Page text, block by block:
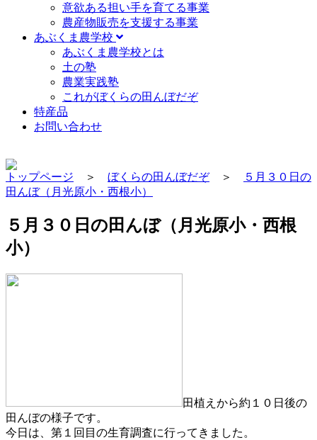
意欲ある担い手を育てる事業
農産物販売を支援する事業
あぶくま農学校
あぶくま農学校とは
土の塾
農業実践塾
これがぼくらの田んぼだぞ
特産品
お問い合わせ
トップページ ＞ ぼくらの田んぼだぞ＞
５月３０日の
田んぼ（月光原小・西根小）
５月３０日の田んぼ（月光原小・西根
小）
田植えから約１０日後の
田んぼの様子です。
今日は、第１回目の生育調査に行ってきました。